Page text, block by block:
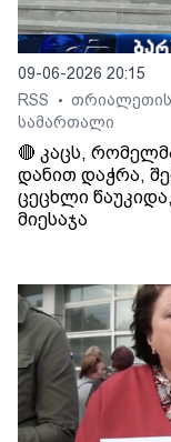
09-06-2026 20:15
RSS
• თრიალეთის
სამართალი
🔴 კაცს,
დანით დაჭრა,
ცეცხლი
მიესაჯა